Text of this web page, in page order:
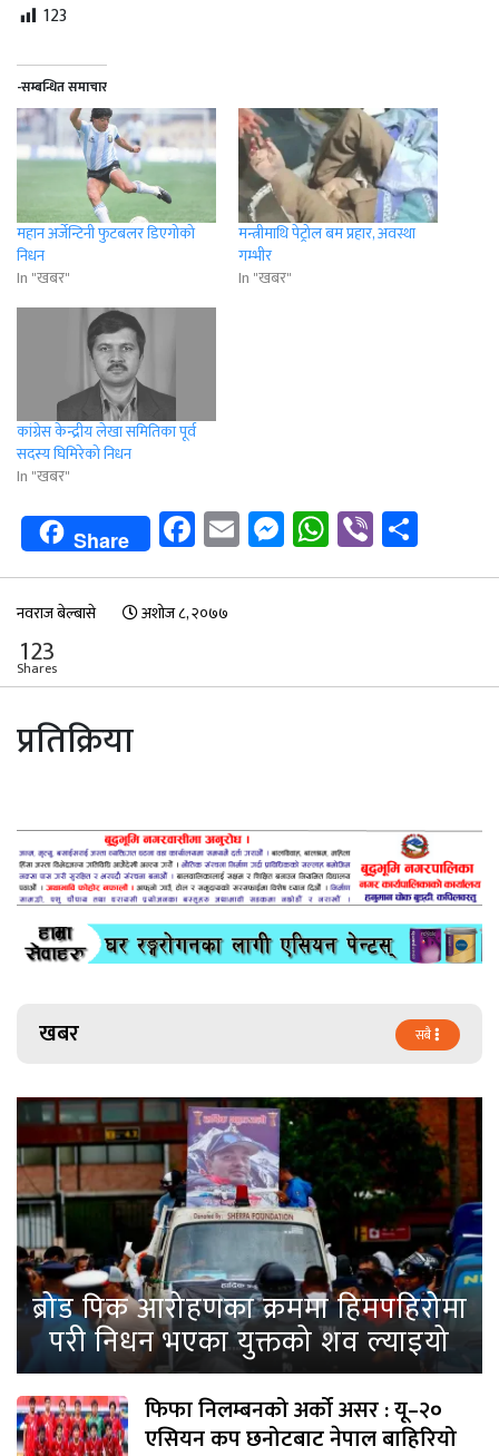
123
-सम्बन्धित समाचार
महान अर्जेन्टिनी फुटबलर डिएगोको
निधन
In "खबर"
मन्त्रीमाथि पेट्रोल बम प्रहार, अवस्था
गम्भीर
In "खबर"
कांग्रेस केन्द्रीय लेखा समितिका पूर्व
सदस्य घिमिरेको निधन
In "खबर"
Share Facebook
EmailMessenger
WhatsApp
Viber
नवराज बेल्बासे अशोज ८, २०७७
123
Shares
प्रतिक्रिया
खबर सबै
ब्रोड पिक आरोहणका क्रममा हिमपहिरोमा
परी निधन भएका युक्तको शव ल्याइयो
फिफा निलम्बनको अर्को असर : यू–२०
एसियन कप छनोटबाट नेपाल बाहिरियो